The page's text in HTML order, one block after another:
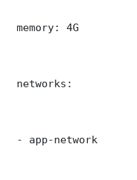
memory: 4G
networks:
- app-network